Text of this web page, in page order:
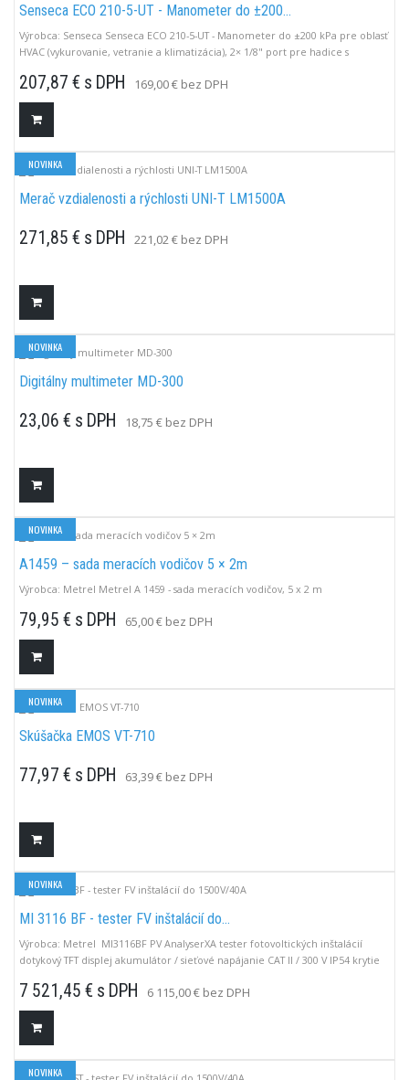
Senseca ECO 210-5-UT - Manometer do ±200...
Výrobca: Senseca Senseca ECO 210-5-UT - Manometer do ±200 kPa pre oblasť
HVAC (vykurovanie, vetranie a klimatizácia), 2× 1/8" port pre hadice s
+200,0 hPa (mbar)HI: -2000 až +2000 hPa (mbar)Funkcia FINE: -2000 až +2000
PaVoliteľné jednotky: hPa, mm Hg (Torr), PSIRežim Slow: 2,5...
207,87 € s DPH 169,00 € bez DPH
NOVINKA
Merač vzdialenosti a rýchlosti UNI-T LM1500A
271,85 € s DPH 221,02 € bez DPH
NOVINKA
Digitálny multimeter MD-300
23,06 € s DPH 18,75 € bez DPH
NOVINKA
A1459 – sada meracích vodičov 5 × 2m
Výrobca: Metrel Metrel A 1459 - sada meracích vodičov, 5 x 2 m
79,95 € s DPH 65,00 € bez DPH
NOVINKA
Skúšačka EMOS VT-710
77,97 € s DPH 63,39 € bez DPH
NOVINKA
MI 3116 BF - tester FV inštalácií do...
Výrobca: Metrel MI3116BF PV AnalyserXA tester fotovoltických inštalácií
dotykový TFT displej akumulátor / sieťové napájanie CAT II / 300 V IP54 krytie
do 48 kW vzdialená jednotka A1785
7 521,45 € s DPH 6 115,00 € bez DPH
NOVINKA